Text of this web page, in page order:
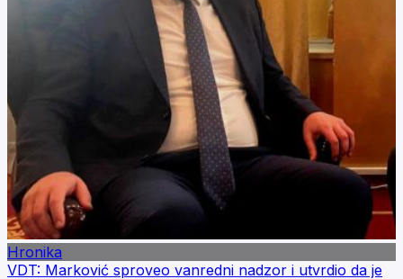
Hronika
VDT: Marković sproveo vanredni nadzor i utvrdio da je